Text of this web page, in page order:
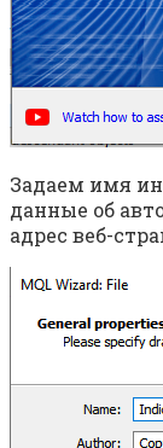
Задаем имя
данные об
адрес веб-